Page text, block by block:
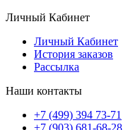
Личный Кабинет
Личный Кабинет
История заказов
Рассылка
Наши контакты
+7 (499) 394 73-71
+7 (903) 681-68-28